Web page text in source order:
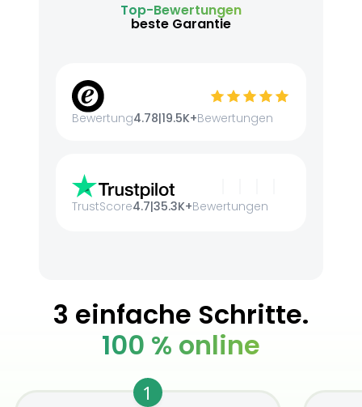
Top-Bewertungen
beste Garantie
Bewertung4.78|19.5K+Bewertungen
TrustScore4.7|35.3K+Bewertungen
3 einfache Schritte.
100 % online
1